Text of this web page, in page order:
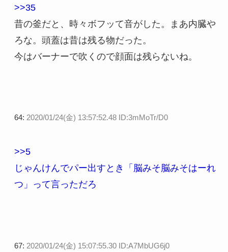
>>35
昔の釜だと、時々ボフッて音がした。まあ内臓や
ろな。頭蓋は昔は残る物だった。
今はバーナーで吹くので顔面は残らないね。
64: 2020/01/24(金) 13:57:52.48 ID:3mMoTr/D0
>>5
じゃんけんでパー出すとき「脳みそ脳みそはーれ
つ」って言っただろ
67: 2020/01/24(金) 15:07:55.30 ID:A7MbUG6j0